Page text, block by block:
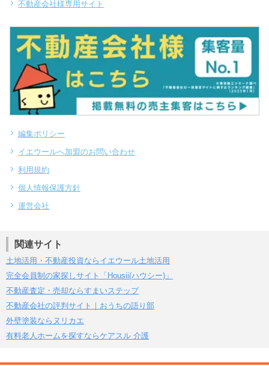
不動産会社様専用サイト
編集ポリシー
イエウールへ加盟のお問い合わせ
利用規約
個人情報保護方針
運営会社
関連サイト
土地活用・不動産投資ならイエウール土地活用
完全会員制の家探しサイト「Housii(ハウシー)」
不動産査定・売却ならすまいステップ
不動産会社の評判サイト｜おうちの語り部
外壁塗装ならヌリカエ
有料老人ホームを探すならケアスル 介護